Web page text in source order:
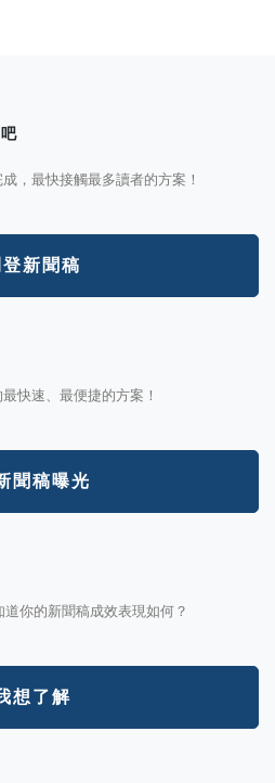
，最快接觸最多讀者的方案！
新聞稿
快速、最便捷的方案！
聞稿曝光
你的新聞稿成效表現如何？
想了解